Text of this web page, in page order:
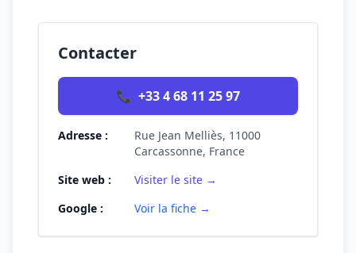
Contacter
📞 +33 4 68 11 25 97
Adresse :
Rue Jean Melliès, 11000
Carcassonne, France
Site web :
Visiter le site →
Google :
Voir la fiche →